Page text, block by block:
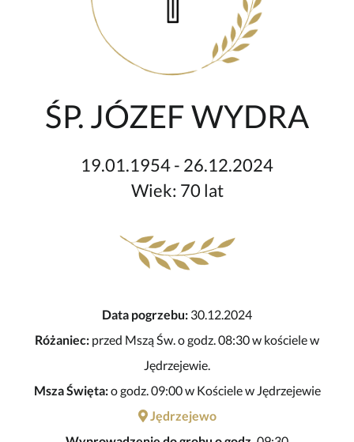
ŚP. JÓZEF WYDRA
19.01.1954 - 26.12.2024
Wiek: 70 lat
Data pogrzebu: 30.12.2024
Różaniec: przed Mszą Św. o godz. 08:30 w kościele w
Jędrzejewie.
Msza Święta:o godz. 09:00 w Kościele w Jędrzejewie
Jędrzejewo